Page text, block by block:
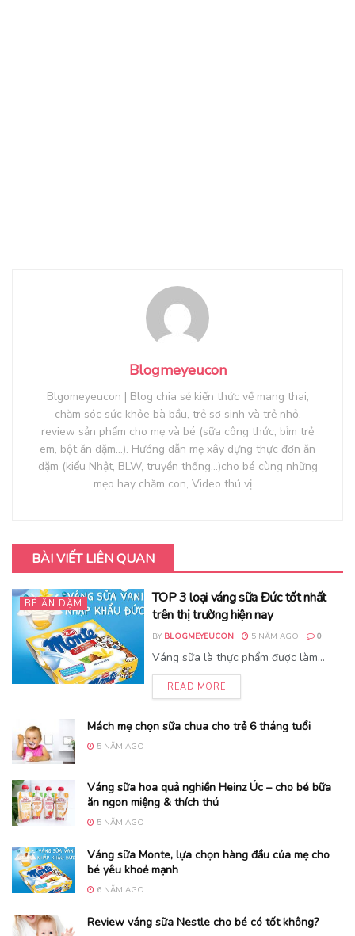
Blogmeyeucon
Blgomeyeucon | Blog chia sẻ kiến thức về mang thai,
chăm sóc sức khỏe bà bầu, trẻ sơ sinh và trẻ nhỏ,
review sản phẩm cho mẹ và bé (sữa công thức, bỉm trẻ
em, bột ăn dặm...). Hướng dẫn mẹ xây dựng thực đơn ăn
dặm (kiểu Nhật, BLW, truyền thống...)cho bé cùng những
mẹo hay chăm con, Video thú vị....
BÀI VIẾT LIÊN QUAN
BÉ ĂN DẶM
TOP 3 loại váng sữa Đức tốt nhất
trên thị trường hiện nay
BY BLOGMEYEUCON 5 NĂM AGO 0
Váng sữa là thực phẩm được làm...
READ MORE
Mách mẹ chọn sữa chua cho trẻ 6 tháng tuổi
5 NĂM AGO
Váng sữa hoa quả nghiền Heinz Úc – cho bé bữa
ăn ngon miệng & thích thú
5 NĂM AGO
Váng sữa Monte, lựa chọn hàng đầu của mẹ cho
bé yêu khoẻ mạnh
6 NĂM AGO
Review váng sữa Nestle cho bé có tốt không?